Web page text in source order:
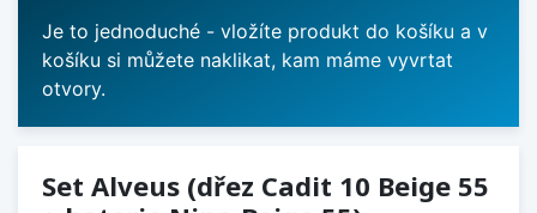
Je to jednoduché - vložíte produkt do košíku a v
košíku si můžete naklikat, kam máme vyvrtat
otvory.
Set Alveus (dřez Cadit 10 Beige 55